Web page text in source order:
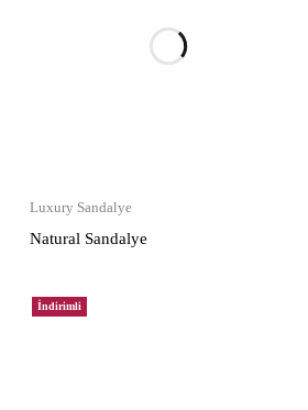
Luxury Sandalye
Natural Sandalye
İndirimli